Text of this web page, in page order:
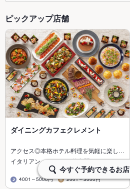
ピックアップ店舗
ダイニングカフェクレメント
アクセス◎本格ホテル料理を気軽に楽し…
イタリアン・フレンチ/徳島駅
4001～5000円 2001～3000円
今すぐ予約できるお店